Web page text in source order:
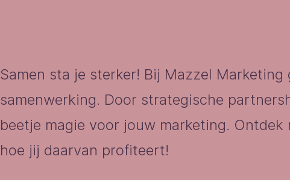
Samen sta je sterker! Bij Mazzel
samenwerking. Door strategische
beetje magie voor jouw marketing. Ontdek
hoe jij daarvan profiteert!